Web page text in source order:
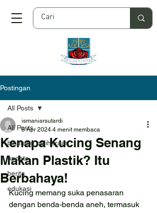
Postingan
All Posts
binatang peliharaan
update
berita
edukasi
All Posts
Kenapa Kucing Senang
Makan Plastik? Itu
Berbahaya!
ismaniarsutardi
8 Apr 2024 4 menit membaca
Kucing memang suka penasaran
dengan benda-benda aneh, termasuk